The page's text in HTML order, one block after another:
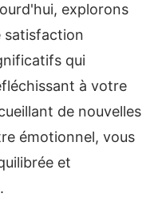
explorons
satisfaction
qui
à votre
de nouvelles
émotionnel, vous
et